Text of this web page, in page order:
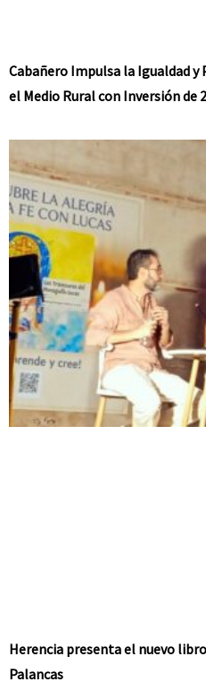
Cabañero Impulsa la Igualdad y
el Medio Rural con Inversión de
Herencia presenta el nuevo
Palancas